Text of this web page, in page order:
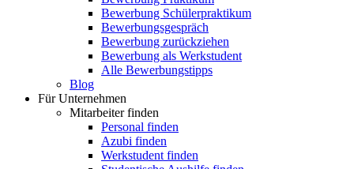
Bewerbung Schülerpraktikum
Bewerbungsgespräch
Bewerbung zurückziehen
Bewerbung als Werkstudent
Alle Bewerbungstipps
Blog
Für Unternehmen
Mitarbeiter finden
Personal finden
Azubi finden
Werkstudent finden